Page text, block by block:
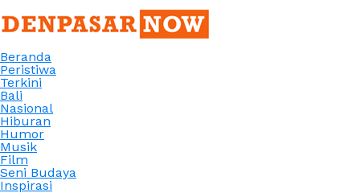
Beranda
Peristiwa
Terkini
Bali
Nasional
Hiburan
Humor
Musik
Film
Seni Budaya
Inspirasi